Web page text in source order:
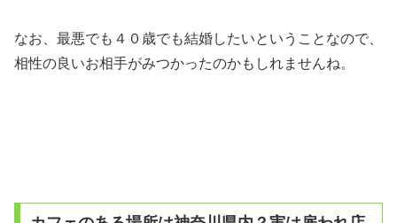
なお、最悪でも４０歳でも結婚したいということなので、
相性の良いお相手がみつかったのかもしれませんね。